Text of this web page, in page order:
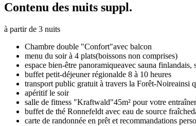
Contenu des nuits suppl.
à partir de 3 nuits
Chambre double "Confort"avec balcon
menu du soir à 4 plats(boissons non comprises)
espace bien-être panoramiqueavec sauna finlandais,
buffet petit-déjeuner régionalde 8 à 10 heures
transport public gratuit à travers la Forêt-Noireainsi
apéritif le soir
salle de fitness "Kraftwald"45m² pour votre
buffet de thé Ronnefeldt avec eau de source fraîche
carte de randonnée en prêt et recommandations